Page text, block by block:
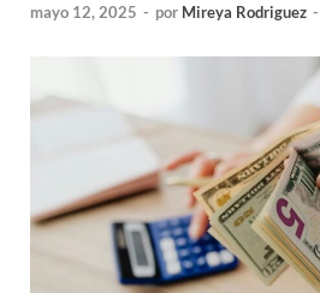
mayo 12, 2025 - por Mireya Rodriguez -